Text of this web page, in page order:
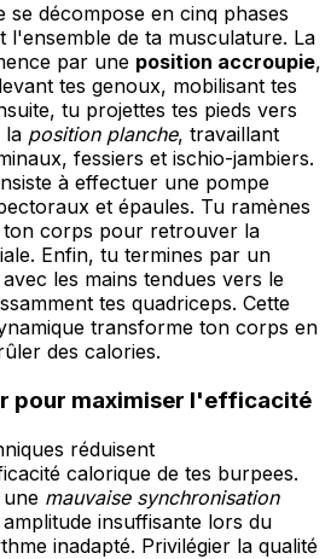
décompose en cinq phases
l'ensemble de ta musculature. La
par une position accroupie,
tes genoux, mobilisant tes
tu projettes tes pieds vers
la position planche, travaillant
fessiers et ischio-jambiers.
à effectuer une pompe
et épaules. Tu ramènes
ton corps pour retrouver la
Enfin, tu termines par un
avec les mains tendues vers le
tes quadriceps. Cette
transforme ton corps en
des calories.
pour maximiser l'efficacité
réduisent
calorique de tes burpees.
mauvaise synchronisation
insuffisante lors du
inadapté. Privilégier la qualité